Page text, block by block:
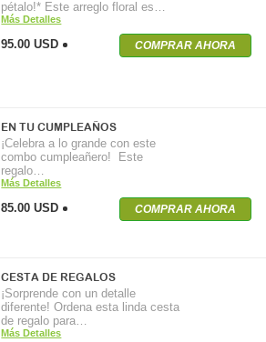
pétalo!* Este arreglo floral es…
Más Detalles
95.00 USD COMPRAR AHORA
EN TU CUMPLEAÑOS
¡Celebra a lo grande con este
combo cumpleañero! Este
regalo…
Más Detalles
85.00 USD COMPRAR AHORA
CESTA DE REGALOS
¡Sorprende con un detalle
diferente! Ordena esta linda cesta
de regalo para…
Más Detalles